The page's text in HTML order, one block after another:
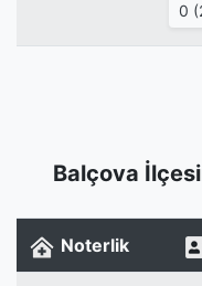
0
Balçova
Noterlik